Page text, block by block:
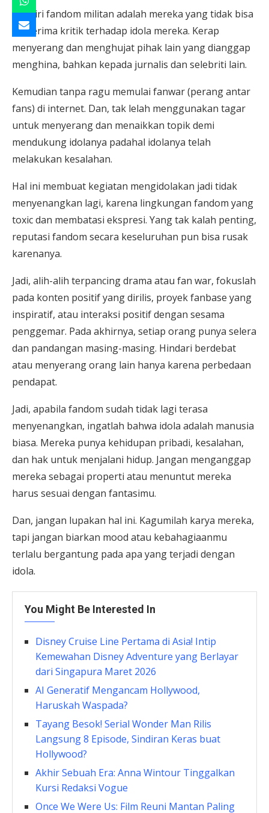
Ciri-ciri fandom militan adalah mereka yang tidak bisa
menerima kritik terhadap idola mereka. Kerap
menyerang dan menghujat pihak lain yang dianggap
menghina, bahkan kepada jurnalis dan selebriti lain.
Kemudian tanpa ragu memulai fanwar (perang antar
fans) di internet. Dan, tak lelah menggunakan tagar
untuk menyerang dan menaikkan topik demi
mendukung idolanya padahal idolanya telah
melakukan kesalahan.
Hal ini membuat kegiatan mengidolakan jadi tidak
menyenangkan lagi, karena lingkungan fandom yang
toxic dan membatasi ekspresi. Yang tak kalah penting,
reputasi fandom secara keseluruhan pun bisa rusak
karenanya.
Jadi, alih-alih terpancing drama atau fan war, fokuslah
pada konten positif yang dirilis, proyek fanbase yang
inspiratif, atau interaksi positif dengan sesama
penggemar. Pada akhirnya, setiap orang punya selera
dan pandangan masing-masing. Hindari berdebat
atau menyerang orang lain hanya karena perbedaan
pendapat.
Jadi, apabila fandom sudah tidak lagi terasa
menyenangkan, ingatlah bahwa idola adalah manusia
biasa. Mereka punya kehidupan pribadi, kesalahan,
dan hak untuk menjalani hidup. Jangan menganggap
mereka sebagai properti atau menuntut mereka
harus sesuai dengan fantasimu.
Dan, jangan lupakan hal ini. Kagumilah karya mereka,
tapi jangan biarkan mood atau kebahagiaanmu
terlalu bergantung pada apa yang terjadi dengan
idola.
You Might Be Interested In
Disney Cruise Line Pertama di Asia! Intip
Kemewahan Disney Adventure yang Berlayar
dari Singapura Maret 2026
AI Generatif Mengancam Hollywood,
Haruskah Waspada?
Tayang Besok! Serial Wonder Man Rilis
Langsung 8 Episode, Sindiran Keras buat
Hollywood?
Akhir Sebuah Era: Anna Wintour Tinggalkan
Kursi Redaksi Vogue
Once We Were Us: Film Reuni Mantan Paling